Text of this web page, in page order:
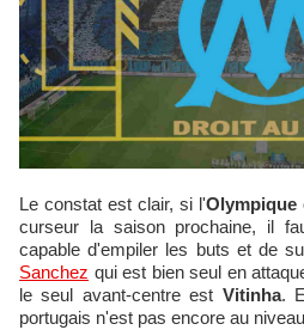
Le constat est clair, si l'Olympique
curseur la saison prochaine, il
capable d'empiler les buts et de
Sanchez qui est bien seul en
le seul avant-centre est Vitinha.
portugais n'est pas encore au